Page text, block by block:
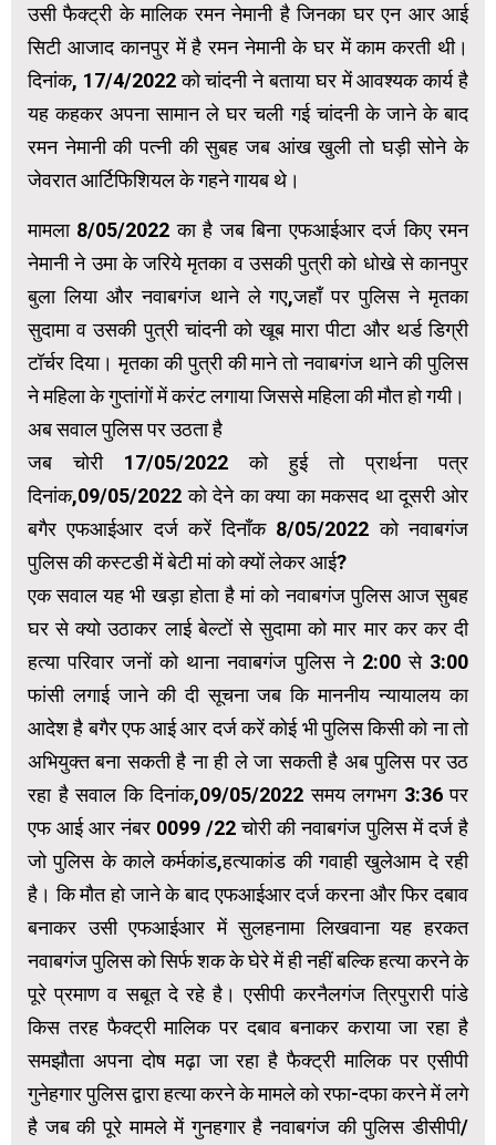
उसी फैक्ट्री के मालिक रमन नेमानी है जिनका घर एन आर आई
सिटी आजाद कानपुर में है रमन नेमानी के घर में काम करती थी।
दिनांक, 17/4/2022 को चांदनी ने बताया घर में आवश्यक कार्य है
यह कहकर अपना सामान ले घर चली गई चांदनी के जाने के बाद
रमन नेमानी की पत्नी की सुबह जब आंख खुली तो घड़ी सोने के
जेवरात आर्टिफिशियल के गहने गायब थे।
मामला 8/05/2022 का है जब बिना एफआईआर दर्ज किए रमन
नेमानी ने उमा के जरिये मृतका व उसकी पुत्री को धोखे से कानपुर
बुला लिया और नवाबगंज थाने ले गए,जहाँ पर पुलिस ने मृतका
सुदामा व उसकी पुत्री चांदनी को खूब मारा पीटा और थर्ड डिग्री
टॉर्चर दिया। मृतका की पुत्री की माने तो नवाबगंज थाने की पुलिस
ने महिला के गुप्तांगों में करंट लगाया जिससे महिला की मौत हो गयी।
अब सवाल पुलिस पर उठता है
जब चोरी 17/05/2022 को हुई तो प्रार्थना पत्र
दिनांक,09/05/2022 को देने का क्या का मकसद था दूसरी ओर
बगैर एफआईआर दर्ज करें दिनाँक 8/05/2022 को नवाबगंज
पुलिस की कस्टडी में बेटी मां को क्यों लेकर आई?
एक सवाल यह भी खड़ा होता है मां को नवाबगंज पुलिस आज सुबह
घर से क्यो उठाकर लाई बेल्टों से सुदामा को मार मार कर कर दी
हत्या परिवार जनों को थाना नवाबगंज पुलिस ने 2:00 से 3:00
फांसी लगाई जाने की दी सूचना जब कि माननीय न्यायालय का
आदेश है बगैर एफ आई आर दर्ज करें कोई भी पुलिस किसी को ना तो
अभियुक्त बना सकती है ना ही ले जा सकती है अब पुलिस पर उठ
रहा है सवाल कि दिनांक,09/05/2022 समय लगभग 3:36 पर
एफ आई आर नंबर 0099 /22 चोरी की नवाबगंज पुलिस में दर्ज है
जो पुलिस के काले कर्मकांड,हत्याकांड की गवाही खुलेआम दे रही
है। कि मौत हो जाने के बाद एफआईआर दर्ज करना और फिर दबाव
बनाकर उसी एफआईआर में सुलहनामा लिखवाना यह हरकत
नवाबगंज पुलिस को सिर्फ शक के घेरे में ही नहीं बल्कि हत्या करने के
पूरे प्रमाण व सबूत दे रहे है। एसीपी करनैलगंज त्रिपुरारी पांडे
किस तरह फैक्ट्री मालिक पर दबाव बनाकर कराया जा रहा है
समझौता अपना दोष मढ़ा जा रहा है फैक्ट्री मालिक पर एसीपी
गुनेहगार पुलिस द्वारा हत्या करने के मामले को रफा-दफा करने में लगे
है जब की पूरे मामले में गुनहगार है नवाबगंज की पुलिस डीसीपी/